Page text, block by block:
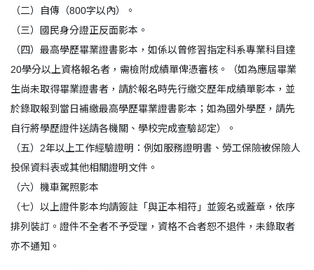
（二）自傳（800字以內）。
（三）國民身分證正反面影本。
（四）最高學歷畢業證書影本，如係以曾修習指定科系專業科目達
20學分以上資格報名者，需檢附成績單俾憑審核。（如為應屆畢業
生尚未取得畢業證書者，請於報名時先行繳交歷年成績單影本，並
於錄取報到當日補繳最高學歷畢業證書影本；如為國外學歷，請先
自行將學歷證件送請各機關、學校完成查驗認定）。
（五）2年以上工作經驗證明：例如服務證明書、勞工保險被保險人
投保資料表或其他相關證明文件。
（六）機車駕照影本
（七）以上證件影本均請簽註「與正本相符」並簽名或蓋章，依序
排列裝訂。證件不全者不予受理，資格不合者恕不退件，未錄取者
亦不通知。